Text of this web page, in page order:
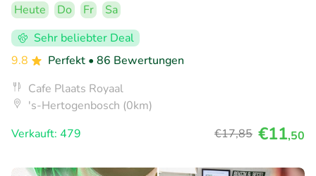
Heute Do Fr
Sa
Sehr beliebter Deal
9.8
Perfekt • 86 Bewertungen
Cafe Plaats Royaal
's-Hertogenbosch (0km)
Verkauft: 479
€17,85 €11,50